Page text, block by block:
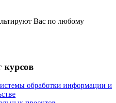
Вас по любому
курсов
обработки информации и